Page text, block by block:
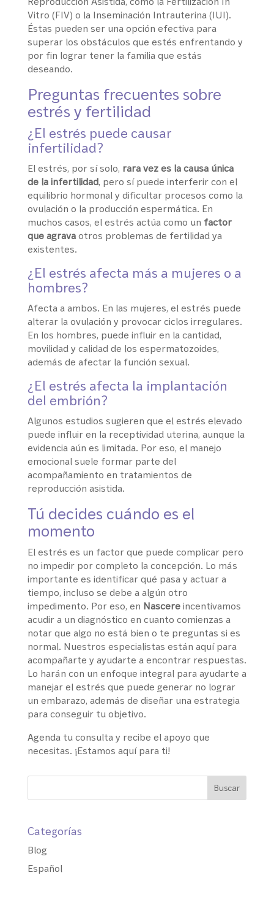
Vitro (FIV) o la Inseminación Intrauterina (IUI).
Éstas pueden ser una opción efectiva para
superar los obstáculos que estés enfrentando y
por fin lograr tener la familia que estás
deseando.
Preguntas frecuentes sobre
estrés y fertilidad
¿El estrés puede causar
infertilidad?
El estrés, por sí solo, rara vez es la causa única
de la infertilidad, pero sí puede interferir con el
equilibrio hormonal y dificultar procesos como la
ovulación o la producción espermática. En
muchos casos, el estrés actúa como un factor
que agravaotros problemas de fertilidad ya
existentes.
¿El estrés afecta más a mujeres o a
hombres?
Afecta a ambos. En las mujeres, el estrés puede
alterar la ovulación y provocar ciclos irregulares.
En los hombres, puede influir en la cantidad,
movilidad y calidad de los espermatozoides,
además de afectar la función sexual.
¿El estrés afecta la implantación
del embrión?
Algunos estudios sugieren que el estrés elevado
puede influir en la receptividad uterina, aunque la
evidencia aún es limitada. Por eso, el manejo
emocional suele formar parte del
acompañamiento en tratamientos de
reproducción asistida.
Tú decides cuándo es el
momento
El estrés es un factor que puede complicar pero
no impedir por completo la concepción. Lo más
importante es identificar qué pasa y actuar a
tiempo, incluso se debe a algún otro
impedimento. Por eso, en Nascere incentivamos
acudir a un diagnóstico en cuanto comienzas a
notar que algo no está bien o te preguntas si es
normal. Nuestros especialistas están aquí para
acompañarte y ayudarte a encontrar respuestas.
Lo harán con un enfoque integral para ayudarte a
manejar el estrés que puede generar no lograr
un embarazo, además de diseñar una estrategia
para conseguir tu objetivo.
Agenda tu consulta y recibe el apoyo que
necesitas. ¡Estamos aquí para ti!
Categorías
Blog
Español